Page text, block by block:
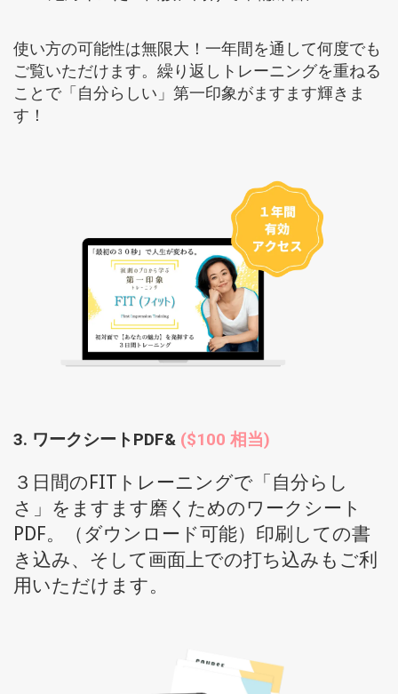
使い方の可能性は無限大！一年間を通して何度でも
ご覧いただけます。繰り返しトレーニングを重ねる
ことで「自分らしい」第一印象がますます輝きま
す！
3. ワークシートPDF& ($100 相当)
３日間のFITトレーニングで「自分らし
さ」をますます磨くためのワークシート
PDF。（ダウンロード可能）印刷しての書
き込み、そして画面上での打ち込みもご利
用いただけます。